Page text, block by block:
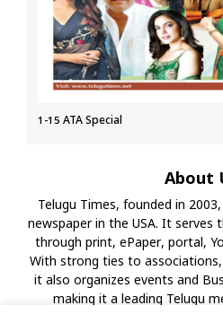
1-15 ATA Special
About
Telugu Times, founded in
newspaper in the USA. It serves
through print, ePaper, portal,
With strong ties to
it also organizes events and
making it a leading Telugu